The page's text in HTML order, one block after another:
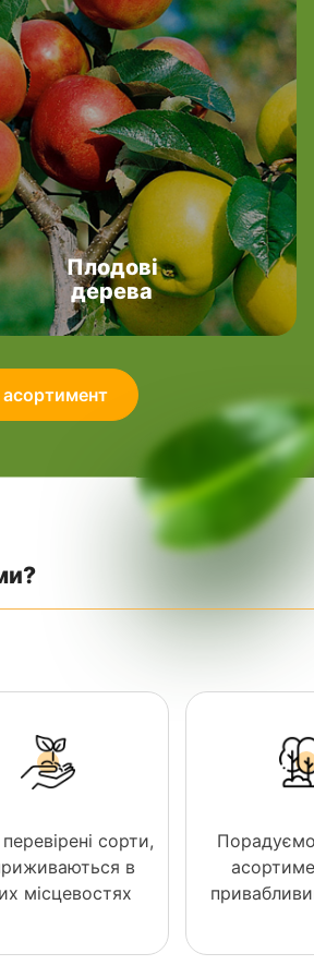
Плодові
дерева
сорти,
в
місцевостях